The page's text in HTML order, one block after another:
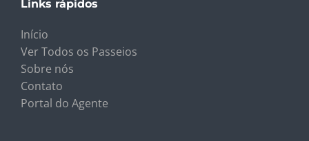
Links rápidos
Início
Ver Todos os Passeios
Sobre nós
Contato
Portal do Agente